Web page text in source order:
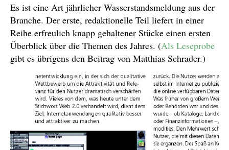
Es ist eine Art jährlicher Wasserstandsmeldung aus der
Branche. Der erste, redaktionelle Teil liefert in einer
Reihe erfreulich knapp gehaltener Stücke einen ersten
Überblick über die Themen des Jahres. (Als Leseprobe
gibt es übrigens den Beitrag von Matthias Schrader.)